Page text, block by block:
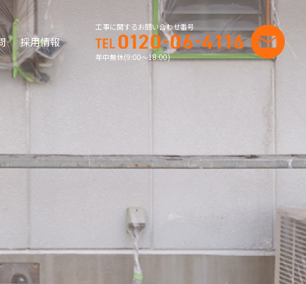
採用情報
工事に関するお問い合わせ番号
年中無休(9:00〜18:00)